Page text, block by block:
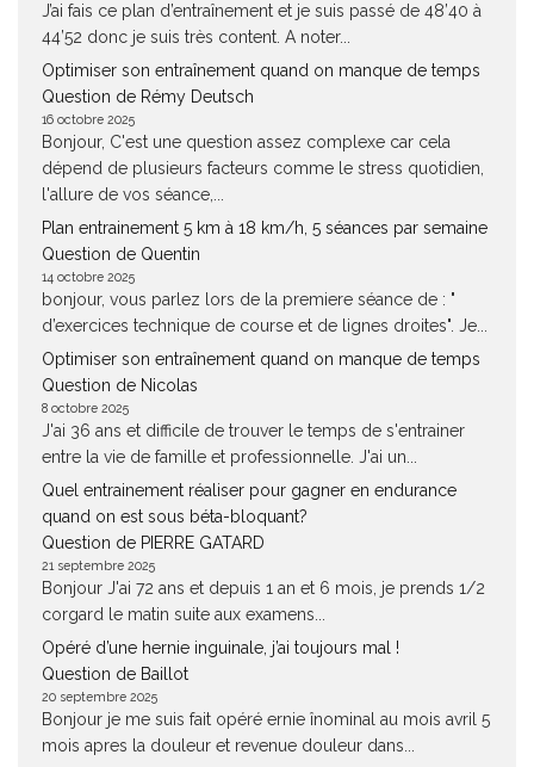
J’ai fais ce plan d’entraînement et je suis passé de 48’40 à
44’52 donc je suis très content. A noter...
Optimiser son entraînement quand on manque de temps
Question de Rémy Deutsch
16 octobre 2025
Bonjour, C'est une question assez complexe car cela
dépend de plusieurs facteurs comme le stress quotidien,
l'allure de vos séance,...
Plan entrainement 5 km à 18 km/h, 5 séances par semaine
Question de Quentin
14 octobre 2025
bonjour, vous parlez lors de la premiere séance de : "
d’exercices technique de course et de lignes droites". Je...
Optimiser son entraînement quand on manque de temps
Question de Nicolas
8 octobre 2025
J'ai 36 ans et difficile de trouver le temps de s'entrainer
entre la vie de famille et professionnelle. J'ai un...
Quel entrainement réaliser pour gagner en endurance
quand on est sous béta-bloquant?
Question de PIERRE GATARD
21 septembre 2025
Bonjour J'ai 72 ans et depuis 1 an et 6 mois, je prends 1/2
corgard le matin suite aux examens...
Opéré d’une hernie inguinale, j’ai toujours mal !
Question de Baillot
20 septembre 2025
Bonjour je me suis fait opéré ernie înominal au mois avril 5
mois apres la douleur et revenue douleur dans...